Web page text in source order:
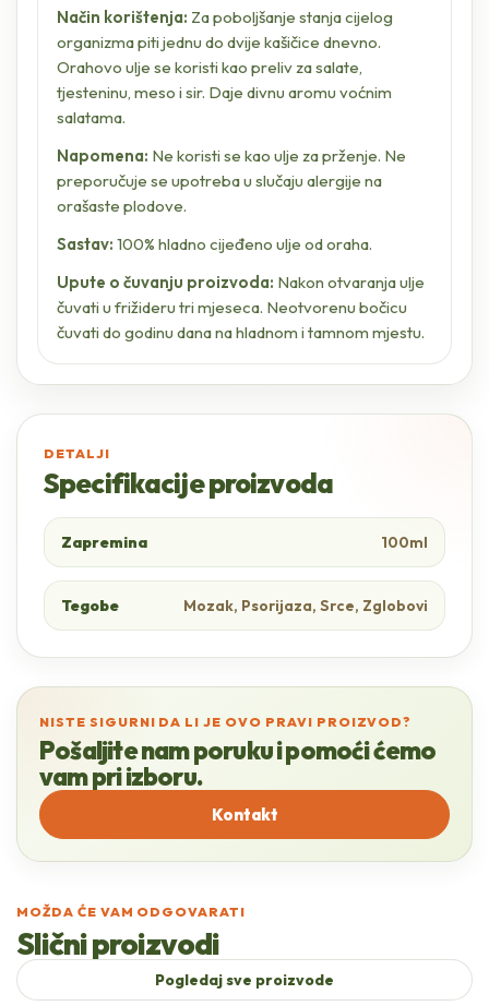
Način korištenja: Za poboljšanje stanja cijelog
organizma piti jednu do dvije kašičice dnevno.
Orahovo ulje se koristi kao preliv za salate,
tjesteninu, meso i sir. Daje divnu aromu voćnim
salatama.
Napomena: Ne koristi se kao ulje za prženje. Ne
preporučuje se upotreba u slučaju alergije na
orašaste plodove.
Sastav: 100% hladno cijeđeno ulje od oraha.
Upute o čuvanju proizvoda: Nakon otvaranja ulje
čuvati u frižideru tri mjeseca. Neotvorenu bočicu
čuvati do godinu dana na hladnom i tamnom mjestu.
DETALJI
Specifikacije proizvoda
Zapremina 100ml
Tegobe Mozak, Psorijaza, Srce, Zglobovi
NISTE SIGURNI DA LI JE OVO PRAVI PROIZVOD?
Pošaljite nam poruku i pomoći ćemo
vam pri izboru.
Kontakt
MOŽDA ĆE VAM ODGOVARATI
Slični proizvodi
Pogledaj sve proizvode